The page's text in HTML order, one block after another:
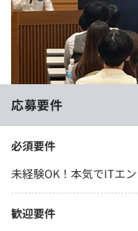
応募要件
必須要件
未経験OK！本気でITエ
歓迎要件